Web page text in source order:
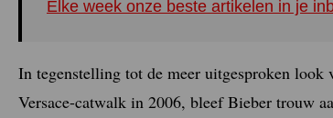
Elke week onze beste artikelen in je
In tegenstelling tot de meer uitgesproken look
Versace-catwalk in 2006, bleef Bieber trouw